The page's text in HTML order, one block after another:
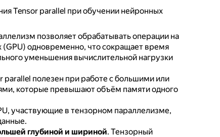
Tensor parallel при обучении нейронных
позволяет обрабатывать операции на
(GPU) одновременно, что сокращает время
уменьшения вычислительной нагрузки
parallel полезен при работе с большими или
которые превышают объём памяти одного
участвующие в тензорном параллелизме,
глубиной и шириной. Тензорный